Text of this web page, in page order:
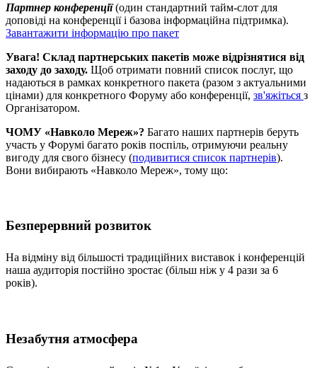
Партнер конференції(один стандартний тайм-слот для
доповіді на конференції і базова інформаційна підтримка).
Завантажити інформацію про пакет
Увага! Склад партнерських пакетів може відрізнятися від
заходу до заходу. Щоб отримати повний список послуг, що
надаються в рамках конкретного пакета (разом з актуальними
цінами) для конкретного Форуму або конференції, зв'яжіться з
Організатором.
ЧОМУ «Навколо Мереж»? Багато наших партнерів беруть
участь у Форумі багато років поспіль, отримуючи реальну
вигоду для свого бізнесу (подивитися список партнерів).
Вони вибирають «Навколо Мереж», тому що:
Безперервний розвиток
На відміну від більшості традиційних виставок і конференцій
наша аудиторія постійно зростає (більш ніж у 4 рази за 6
років).
Незабутня атмосфера